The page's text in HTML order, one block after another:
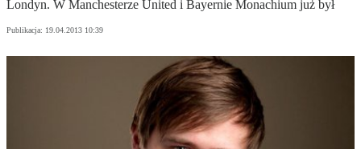
Londyn. W Manchesterze United i Bayernie Monachium już był
Publikacja: 19.04.2013 10:39